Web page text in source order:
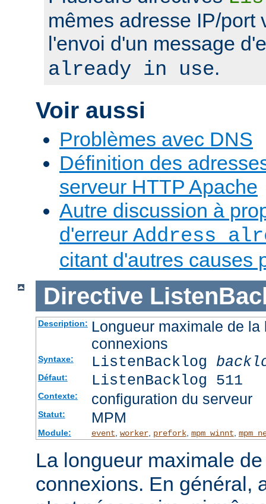
mêmes adresse IP/port
l'envoi d'un message
already in use.
Voir aussi
Problèmes avec DNS
Définition des
serveur HTTP Apache
Autre discussion à
d'erreur Address
citant d'autres causes
Directive
Description: Longueur maximale de
connexions
Syntaxe: ListenBacklog
Défaut: ListenBacklog 511
Contexte: configuration du serveur
Statut: MPM
Module: event, worker, prefork, mpm_winnt,
La longueur maximale
connexions. En général,